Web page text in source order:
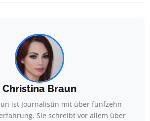
Christina Braun
ist Journalistin mit über fünfzehn
Sie schreibt vor allem über